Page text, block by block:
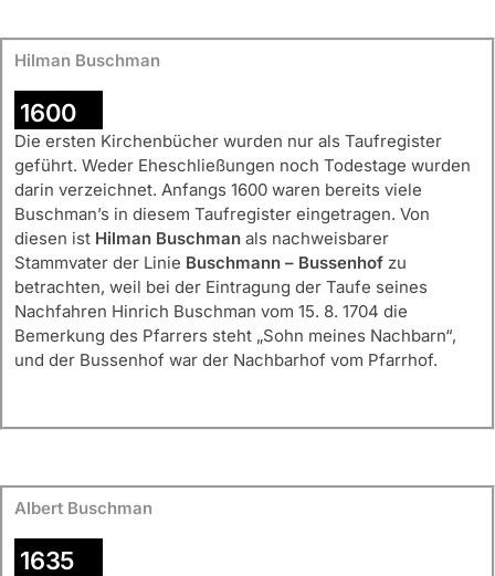
Hilman Buschman
1600
Die ersten Kirchenbücher wurden nur als Taufregister
geführt. Weder Eheschließungen noch Todestage wurden
darin verzeichnet. Anfangs 1600 waren bereits viele
Buschman’s in diesem Taufregister eingetragen. Von
diesen ist Hilman Buschman als nachweisbarer
Stammvater der Linie Buschmann – Bussenhof zu
betrachten, weil bei der Eintragung der Taufe seines
Nachfahren Hinrich Buschman vom 15. 8. 1704 die
Bemerkung des Pfarrers steht „Sohn meines Nachbarn“,
und der Bussenhof war der Nachbarhof vom Pfarrhof.
Albert Buschman
1635